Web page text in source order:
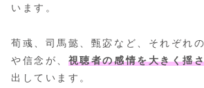
います。
荀彧、司馬懿、甄宓など、それぞれ
や信念が、 視聴者の感情を大きく揺
出しています。